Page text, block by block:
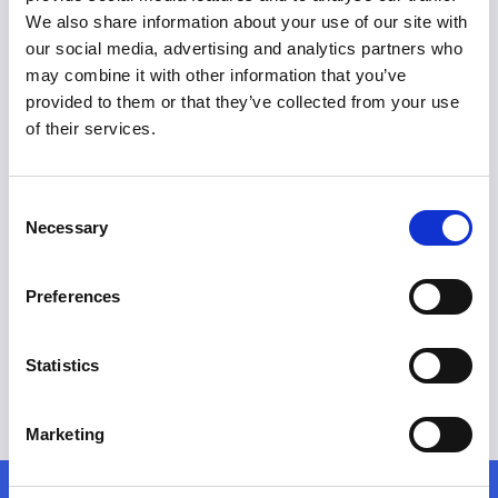
We also share information about your use of our site with
our social media, advertising and analytics partners who
may combine it with other information that you’ve
provided to them or that they’ve collected from your use
of their services.
Selection
Necessary
Preferences
Statistics
Marketing
€ 58.200
09191
incl. BTW
Ford Kuga mca (cx482)